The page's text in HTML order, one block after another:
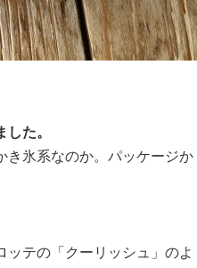
た。
き氷系なのか。パッケージか
ッテの「クーリッシュ」のよ